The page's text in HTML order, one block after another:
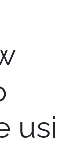
usi